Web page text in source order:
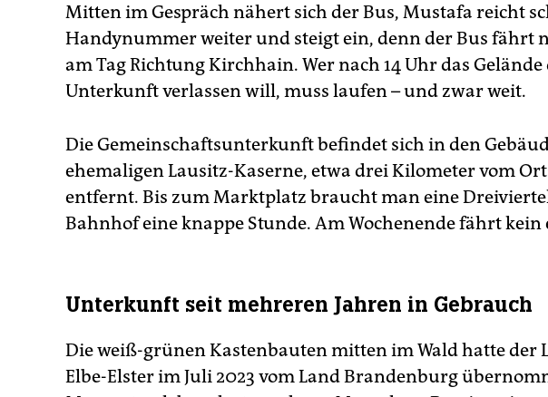
Mitten im Gespräch nähert sich der Bus, Mustafa reicht
Handynummer weiter und steigt ein, denn der Bus fährt
am Tag Richtung Kirchhain. Wer nach 14 Uhr das Gelände
Unterkunft verlassen will, muss laufen – und zwar weit.
Die Gemeinschaftsunterkunft befindet sich in den
ehemaligen Lausitz-Kaserne, etwa drei Kilometer vom
entfernt. Bis zum Marktplatz braucht man eine
Bahnhof eine knappe Stunde. Am Wochenende fährt kein
Unterkunft seit mehreren Jahren in Gebrauch
Die weiß-grünen Kastenbauten mitten im Wald hatte der
Elbe-Elster im Juli 2023 vom Land Brandenburg